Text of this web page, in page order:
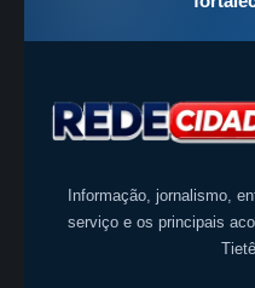
Informação, jornalismo,
serviço e os principais